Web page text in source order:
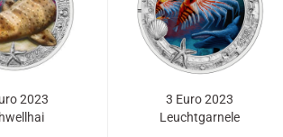
2023
3 Euro 2023
Leuchtgarnele